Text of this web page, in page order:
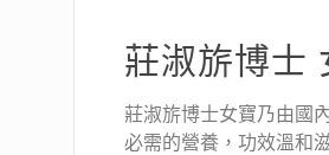
莊淑旂博士
莊淑旂博士女寶乃由國
必需的營養，功效溫和